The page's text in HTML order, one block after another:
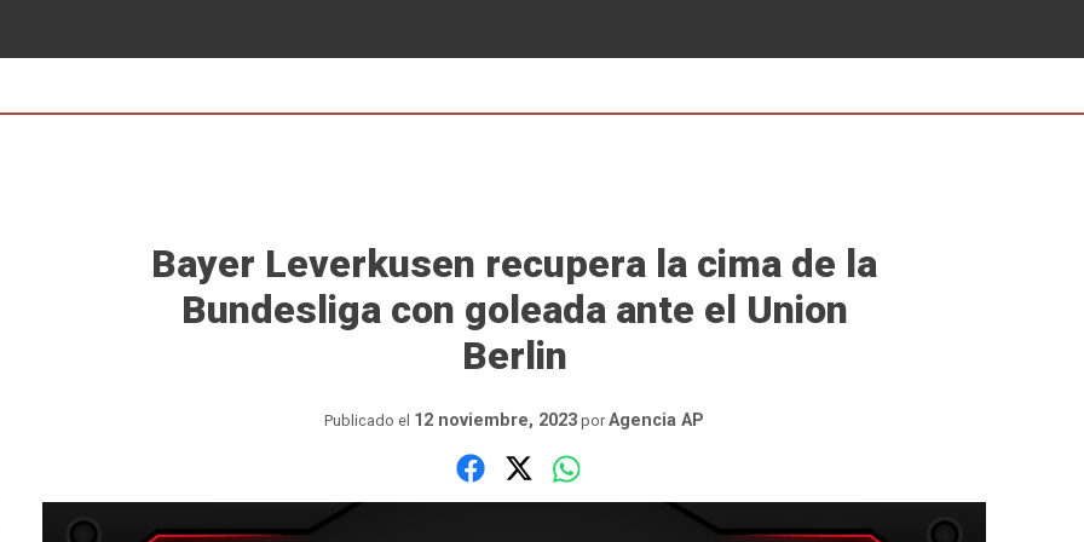
Bayer Leverkusen recupera la cima de la
Bundesliga con goleada ante el Union
Berlin
Publicado el 12 noviembre, 2023 porAgencia AP